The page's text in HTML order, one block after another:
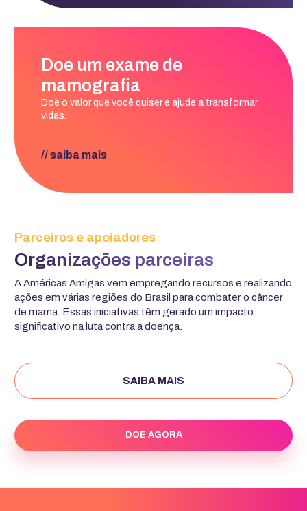
Parceiros e apoiadores
Organizações parceiras
A Américas Amigas vem empregando recursos e realizando
ações em várias regiões do Brasil para combater o câncer
de mama. Essas iniciativas têm gerado um impacto
significativo na luta contra a doença.
SAIBA MAIS
DOE AGORA
Doe um exame de
mamografia
Doe o valor que você quiser e ajude a transformar
vidas.
// saiba mais